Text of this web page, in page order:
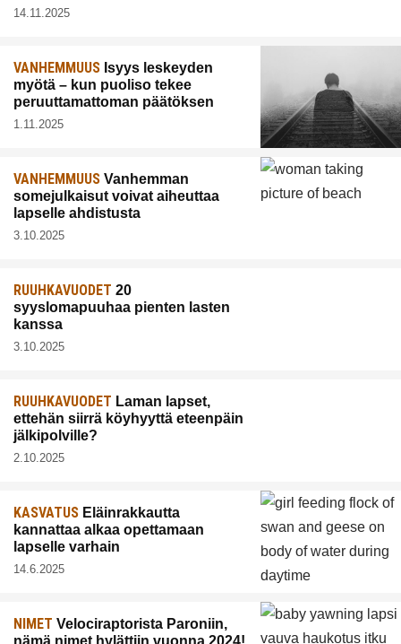
14.11.2025
VANHEMMUUS Isyys leskeyden
myötä – kun puoliso tekee
peruuttamattoman päätöksen
1.11.2025
VANHEMMUUS Vanhemman
somejulkaisut voivat aiheuttaa
lapselle ahdistusta
3.10.2025
RUUHKAVUODET 20
syyslomapuuhaa pienten lasten
kanssa
3.10.2025
RUUHKAVUODET Laman lapset,
ettehän siirrä köyhyyttä eteenpäin
jälkipolville?
2.10.2025
KASVATUS Eläinrakkautta
kannattaa alkaa opettamaan
lapselle varhain
14.6.2025
NIMET Velociraptorista Paroniin,
nämä nimet hylättiin vuonna 2024!